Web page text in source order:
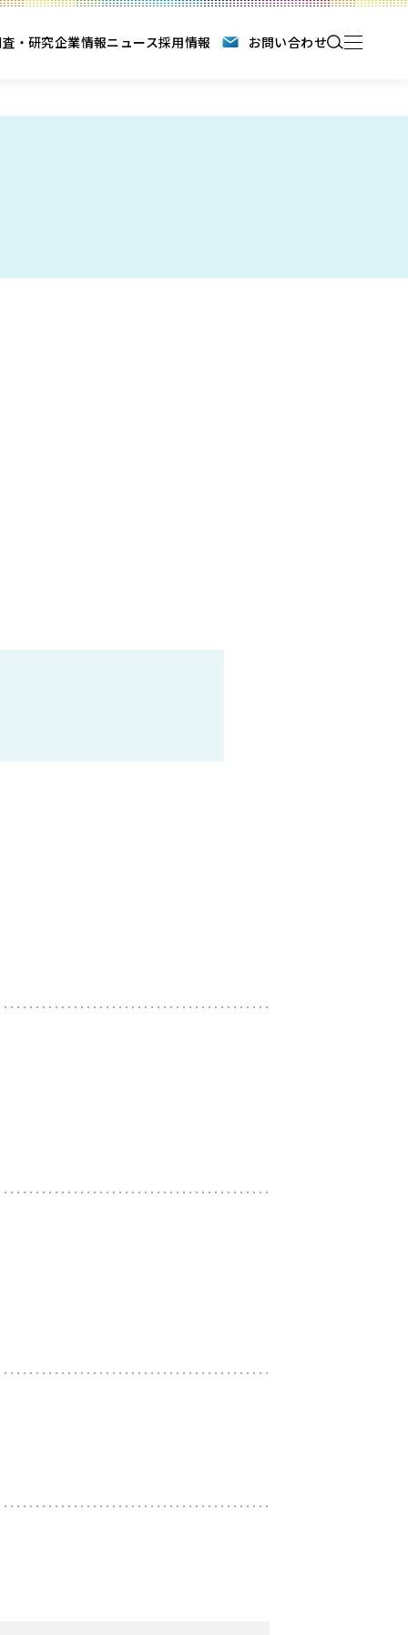
・研究企業情報ニュース採用情報 お問い合わせ